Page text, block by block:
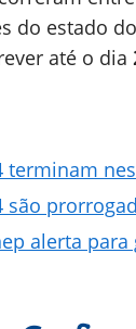
do estado do
até o dia